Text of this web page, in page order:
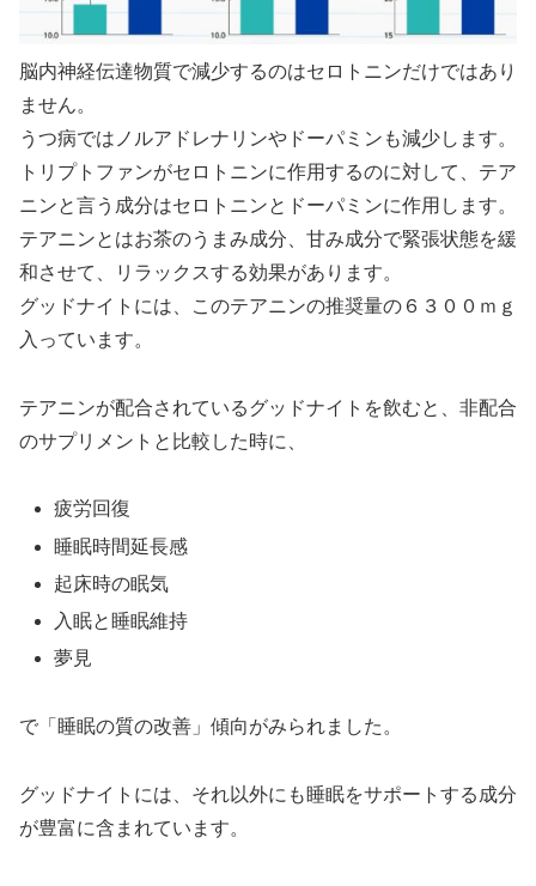
脳内神経伝達物質で減少するのはセロトニンだけではあり
ません。
うつ病ではノルアドレナリンやドーパミンも減少します。
トリプトファンがセロトニンに作用するのに対して、テア
ニンと言う成分はセロトニンとドーパミンに作用します。
テアニンとはお茶のうまみ成分、甘み成分で緊張状態を緩
和させて、リラックスする効果があります。
グッドナイトには、このテアニンの推奨量の６３００ｍｇ
入っています。
テアニンが配合されているグッドナイトを飲むと、非配合
のサプリメントと比較した時に、
疲労回復
睡眠時間延長感
起床時の眠気
入眠と睡眠維持
夢見
で「睡眠の質の改善」傾向がみられました。
グッドナイトには、それ以外にも睡眠をサポートする成分
が豊富に含まれています。